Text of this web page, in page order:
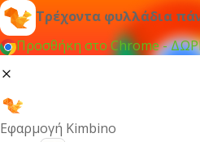
Τρέχοντα φυλλάδια
Προσθήκη στο Chrome -
Εφαρμογή Kimbino